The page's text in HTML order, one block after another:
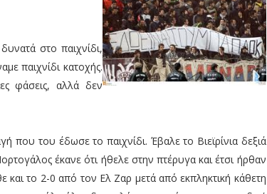
στο παιχνίδι,
παιχνίδι κατοχής.
φάσεις, αλλά δεν
που του έδωσε το παιχνίδι. Έβαλε το Βιεϊρίνια δεξιά
έκανε ότι ήθελε στην πτέρυγα και έτσι ήρθαν
το 2-0 από τον Ελ Ζαρ μετά από εκπληκτική κάθετη